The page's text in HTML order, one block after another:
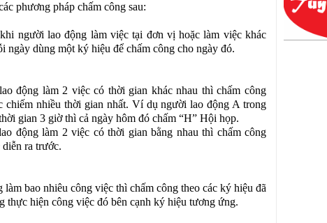
phương pháp chấm công sau:
người lao động làm việc tại đơn vị hoặc làm việc khác
ngày dùng một ký hiệu để chấm công cho ngày đó.
động làm 2 việc có thời gian khác nhau thì chấm công
chiếm nhiều thời gian nhất. Ví dụ người lao động A trong
gian 3 giờ thì cả ngày hôm đó chấm “H” Hội họp.
động làm 2 việc có thời gian bằng nhau thì chấm công
ra trước.
bao nhiêu công việc thì chấm công theo các ký hiệu đã
thực hiện công việc đó bên cạnh ký hiệu tương ứng.